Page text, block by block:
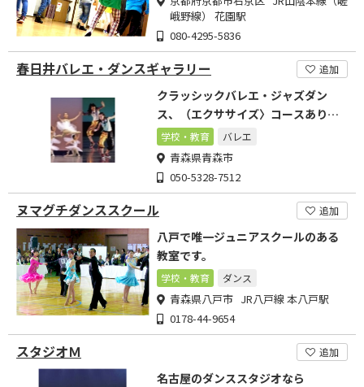
峨野線） 花園駅
080-4295-5836
春日井バレエ・ダンスギャラリー 追加
クラッシックバレエ・ジャズダン
ス、（エクササイズ〉コースありま
す。
学校・教育 バレエ
青森県青森市
050-5328-7512
ヌマグチダンススクール 追加
八戸で唯一ジュニアスクールのある
教室です。
学校・教育 ダンス
青森県八戸市 JR八戸線 本八戸駅
0178-44-9654
スタジオＭ 追加
名古屋のダンススタジオなら